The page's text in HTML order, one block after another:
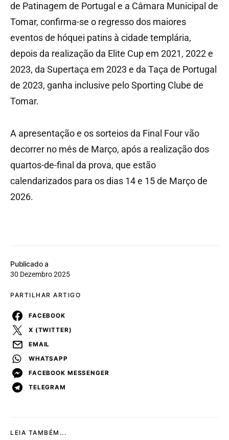
Publicado a
30 Dezembro 2025
PARTILHAR ARTIGO
FACEBOOK
X (TWITTER)
EMAIL
WHATSAPP
FACEBOOK MESSENGER
TELEGRAM
de Patinagem de Portugal e a Câmara Municipal de
Tomar, confirma-se o regresso dos maiores
eventos de hóquei patins à cidade templária,
depois da realização da Elite Cup em 2021, 2022 e
2023, da Supertaça em 2023 e da Taça de Portugal
de 2023, ganha inclusive pelo Sporting Clube de
Tomar.
A apresentação e os sorteios da Final Four vão
decorrer no mês de Março, após a realização dos
quartos-de-final da prova, que estão
calendarizados para os dias 14 e 15 de Março de
2026.
LEIA TAMBÉM...